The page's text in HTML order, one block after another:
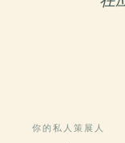
你的私人策展人